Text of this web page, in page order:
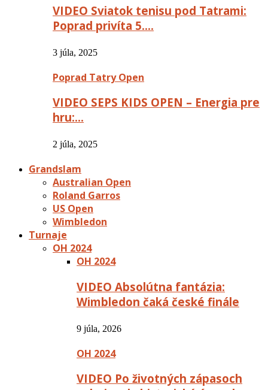
VIDEO Sviatok tenisu pod Tatrami:
Poprad privíta 5….
3 júla, 2025
Poprad Tatry Open
VIDEO SEPS KIDS OPEN – Energia pre
hru:…
2 júla, 2025
Grandslam
Australian Open
Roland Garros
US Open
Wimbledon
Turnaje
OH 2024
OH 2024
VIDEO Absolútna fantázia:
Wimbledon čaká české finále
9 júla, 2026
OH 2024
VIDEO Po životných zápasoch